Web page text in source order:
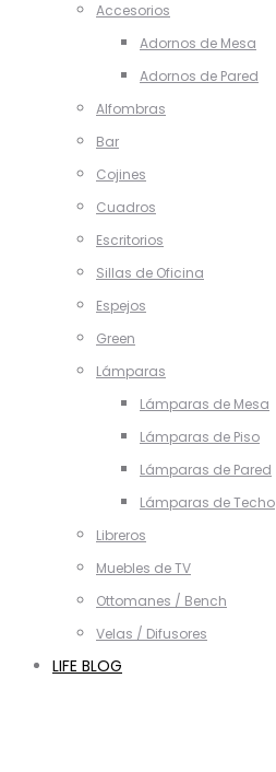
Accesorios
Adornos de Mesa
Adornos de Pared
Alfombras
Bar
Cojines
Cuadros
Escritorios
Sillas de Oficina
Espejos
Green
Lámparas
Lámparas de Mesa
Lámparas de Piso
Lámparas de Pared
Lámparas de Techo
Libreros
Muebles de TV
Ottomanes / Bench
Velas / Difusores
LIFE BLOG